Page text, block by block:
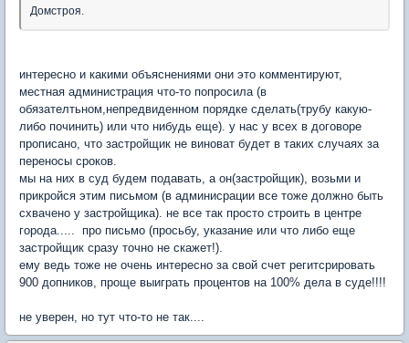
Домстроя.
интересно и какими объяснениями они это комментируют,
местная администрация что-то попросила (в
обязателтьном,непредвиденном порядке сделать(трубу какую-
либо починить) или что нибудь еще). у нас у всех в договоре
прописано, что застройщик не виноват будет в таких случаях за
переносы сроков.
мы на них в суд будем подавать, а он(застройщик), возьми и
прикройся этим письмом (в админисрации все тоже должно быть
схвачено у застройщика). не все так просто строить в центре
города..... про письмо (просьбу, указание или что либо еще
застройщик сразу точно не скажет!).
ему ведь тоже не очень интересно за свой счет регитсрировать
900 допников, проще выиграть процентов на 100% дела в суде!!!!
не уверен, но тут что-то не так....